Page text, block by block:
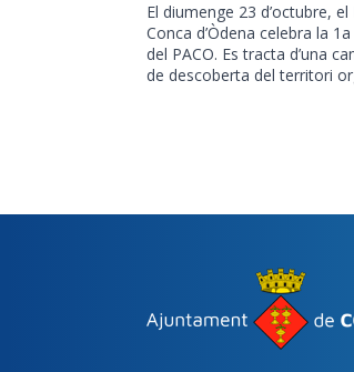
El diumenge 23 d’octubre,
Conca d’Òdena celebra la
del PACO. Es tracta d’una
de descoberta del territori